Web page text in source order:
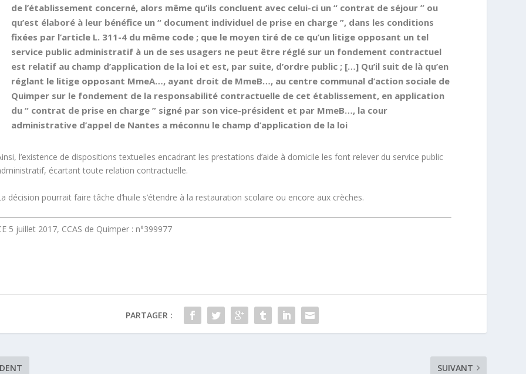
de l’établissement concerné, alors même qu’ils concluent avec celui-ci un “ contrat de séjour ” ou
qu’est élaboré à leur bénéfice un “ document individuel de prise en charge ”, dans les conditions
fixées par l’article L. 311-4 du même code ; que le moyen tiré de ce qu’un litige opposant un tel
service public administratif à un de ses usagers ne peut être réglé sur un fondement contractuel
est relatif au champ d’application de la loi et est, par suite, d’ordre public ; […] Qu’il suit de là qu’en
réglant le litige opposant MmeA…, ayant droit de MmeB…, au centre communal d’action sociale de
Quimper sur le fondement de la responsabilité contractuelle de cet établissement, en application
du “ contrat de prise en charge ” signé par son vice-président et par MmeB…, la cour
administrative d’appel de Nantes a méconnu le champ d’application de la loi
l’existence de dispositions textuelles encadrant les prestations d’aide à domicile les font relever du service public
écartant toute relation contractuelle.
décision pourrait faire tâche d’huile s’étendre à la restauration scolaire ou encore aux crèches.
5 juillet 2017, CCAS de Quimper : n°399977
PARTAGER :
SUIVANT